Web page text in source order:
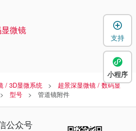
微镜
/ 3D显微系统
超景深显微镜 / 数码显
型号 管道镜附件
公众号
支持
小程序